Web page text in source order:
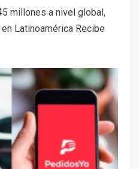
millones a nivel global,
Latinoamérica Recibe